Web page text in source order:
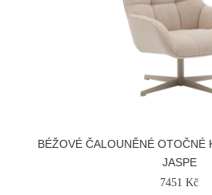
BÉŽOVÉ ČALOUNĚNÉ OTOČNÉ
JASPE
7451 Kč